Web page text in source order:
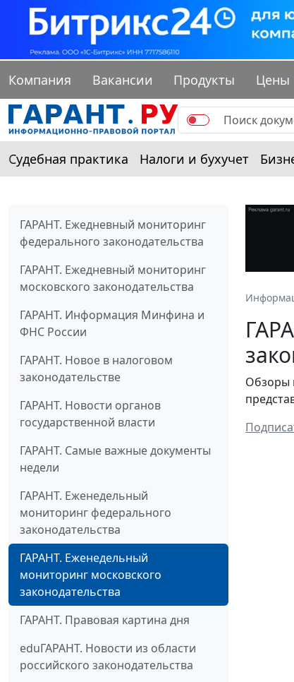
Компания Вакансии Продукты Цены
Судебная практика Налоги и бухучет
ГАРАНТ. Ежедневный мониторинг
федерального законодательства
ГАРАНТ. Ежедневный мониторинг
московского законодательства
ГАРАНТ. Информация Минфина и
ФНС России
ГАРАНТ. Новое в налоговом
законодательстве
ГАРАНТ. Новости органов
государственной власти
ГАРАНТ. Самые важные документы
недели
ГАРАНТ. Еженедельный
мониторинг федерального
законодательства
ГАРАНТ. Еженедельный
мониторинг московского
законодательства
ГАРАНТ. Правовая картина дня
eduГАРАНТ. Новости из области
российского законодательства
Обзоры